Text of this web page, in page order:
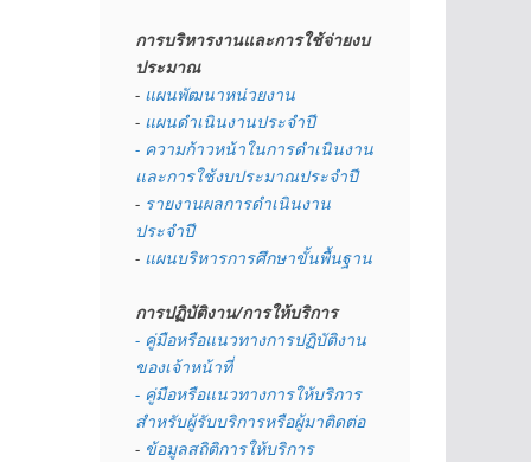
การบริหารงานและการใช้จ่ายงบ
ประมาณ
- แผนพัฒนาหน่วยงาน
- แผนดำเนินงานประจำปี
- ความก้าวหน้าในการดำเนินงาน
และการใช้งบประมาณประจำปี
- รายงานผลการดำเนินงาน
ประจำปี
- แผนบริหารการศึกษาขั้นพื้นฐาน
การปฏิบัติงาน/การให้บริการ
- คู่มือหรือแนวทางการปฏิบัติงาน
ของเจ้าหน้าที่
- คู่มือหรือแนวทางการให้บริการ
สำหรับผู้รับบริการหรือผู้มาติดต่อ
- ข้อมูลสถิติการให้บริการ